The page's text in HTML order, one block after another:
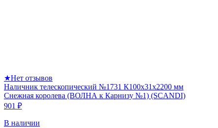
★Нет отзывов
Наличник телескопический №1731 К100х31х2200 мм
Снежная королева (ВОЛНА к Карнизу №1) (SCANDI)
901 ₽
В наличии